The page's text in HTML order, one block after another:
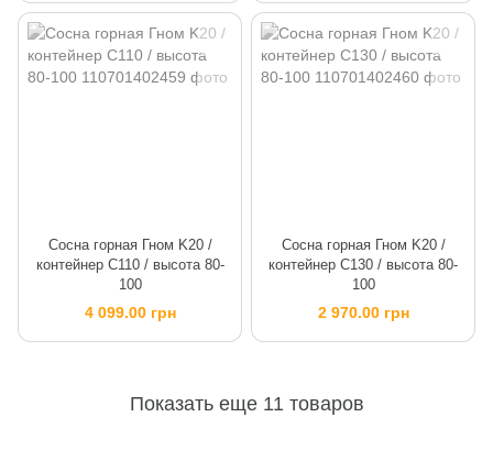
Сосна горная Гном K20 /
контейнер C110 / высота 80-
100
4 099.00 грн
Сосна горная Гном K20 /
контейнер C130 / высота 80-
100
2 970.00 грн
Показать еще 11 товаров